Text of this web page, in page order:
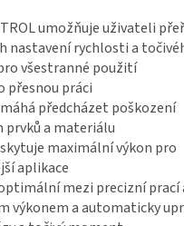
umožňuje uživateli
nastavení rychlosti a
všestranné použití
přesnou práci
předcházet poškození
prvků a materiálu
maximální výkon pro
aplikace
mezi precizní prací
výkonem a automaticky